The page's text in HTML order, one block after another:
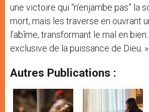
une victoire qui “n’enjambe pas” la
mort, mais les traverse en ouvrant
l’abîme, transformant le mal en
exclusive de la puissance de Dieu. »
Autres Publications :